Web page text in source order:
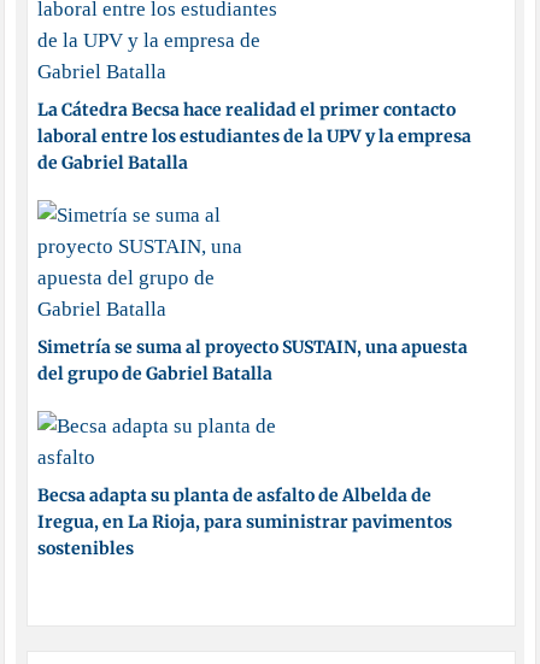
La Cátedra Becsa hace realidad el primer contacto
laboral entre los estudiantes de la UPV y la empresa
de Gabriel Batalla
Simetría se suma al proyecto SUSTAIN, una apuesta
del grupo de Gabriel Batalla
Becsa adapta su planta de asfalto de Albelda de
Iregua, en La Rioja, para suministrar pavimentos
sostenibles